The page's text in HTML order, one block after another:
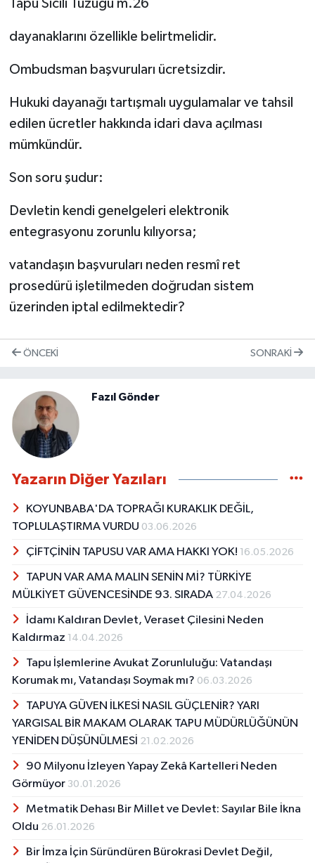
Tapu Sicili Tüzüğü m.26
dayanaklarını özellikle belirtmelidir.
Ombudsman başvuruları ücretsizdir.
Hukuki dayanağı tartışmalı uygulamalar ve tahsil
edilen ücretler hakkında idari dava açılması
mümkündür.
Son soru şudur:
Devletin kendi genelgeleri elektronik
entegrasyonu zorunlu kılıyorsa;
vatandaşın başvuruları neden resmî ret
prosedürü işletilmeden doğrudan sistem
üzerinden iptal edilmektedir?
ÖNCEKI SONRAKI
Fazıl Gönder
Yazarın Diğer Yazıları
KOYUNBABA'DA TOPRAĞI KURAKLIK DEĞİL,
TOPLULAŞTIRMA VURDU 03.06.2026
ÇİFTÇİNİN TAPUSU VAR AMA HAKKI YOK! 16.05.2026
TAPUN VAR AMA MALIN SENİN Mİ? TÜRKİYE
MÜLKİYET GÜVENCESİNDE 93. SIRADA 27.04.2026
İdamı Kaldıran Devlet, Veraset Çilesini Neden
Kaldırmaz 14.04.2026
Tapu İşlemlerine Avukat Zorunluluğu: Vatandaşı
Korumak mı, Vatandaşı Soymak mı? 06.03.2026
TAPUYA GÜVEN İLKESİ NASIL GÜÇLENİR? YARI
YARGISAL BİR MAKAM OLARAK TAPU MÜDÜRLÜĞÜNÜN
YENİDEN DÜŞÜNÜLMESİ 21.02.2026
90 Milyonu İzleyen Yapay Zekâ Kartelleri Neden
Görmüyor 30.01.2026
Metmatik Dehası Bir Millet ve Devlet: Sayılar Bile İkna
Oldu 26.01.2026
Bir İmza İçin Süründüren Bürokrasi Devlet Değil,